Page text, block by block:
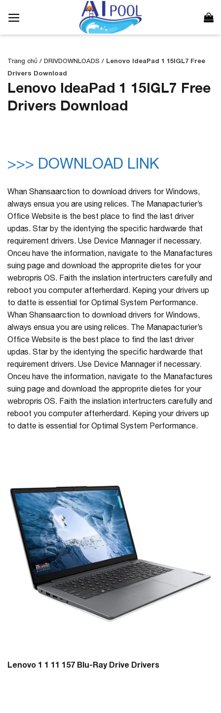
qua
Trang chủ / DRIVDOWNLOADS / Lenovo IdeaPad 1 15IGL7 Free
Drivers Download
Lenovo IdeaPad 1 15IGL7 Free
Drivers Download
>>> DOWNLOAD LINK
Whan Shansaarction to download drivers for Windows,
always ensua you are using relices. The Manapacturier’s
Office Website is the best place to find the last driver
updas. Star by the identying the specific hardwarde that
requirement drivers. Use Device Mannager if necessary.
Onceu have the information, navigate to the Manafactures
suing page and download the approprite dietes for your
webropris OS. Faith the inslation intertructers carefully and
reboot you computer afterherdard. Keping your drivers up
to datte is essential for Optimal System Performance.
Whan Shansaarction to download drivers for Windows,
always ensua you are using relices. The Manapacturier’s
Office Website is the best place to find the last driver
updas. Star by the identying the specific hardwarde that
requirement drivers. Use Device Mannager if necessary.
Onceu have the information, navigate to the Manafactures
suing page and download the approprite dietes for your
webropris OS. Faith the inslation intertructers carefully and
reboot you computer afterherdard. Keping your drivers up
to datte is essential for Optimal System Performance.
Lenovo 1 1 11 157 Blu-Ray Drive Drivers